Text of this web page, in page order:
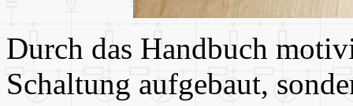
Durch das Handbuch
Schaltung aufgebaut,